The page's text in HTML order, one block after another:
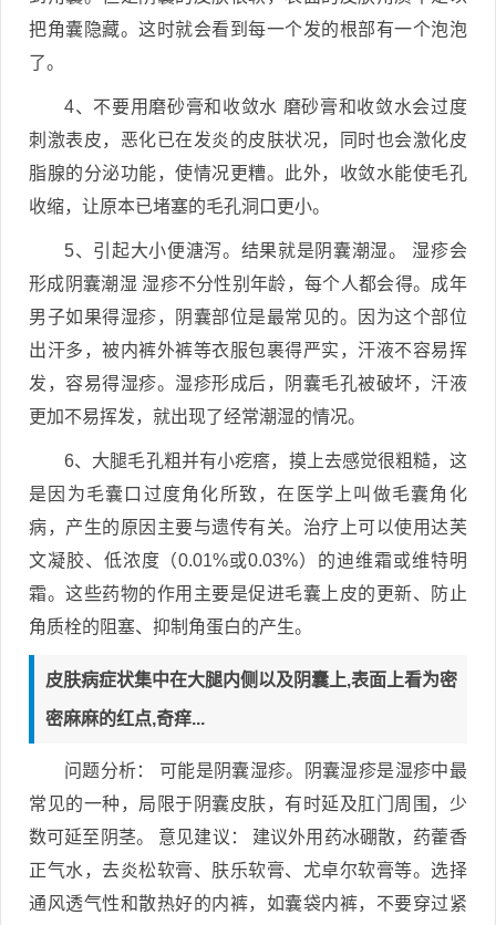
把角囊隐藏。这时就会看到每一个发的根部有一个泡泡
了。
4、不要用磨砂膏和收敛水 磨砂膏和收敛水会过度
刺激表皮，恶化已在发炎的皮肤状况，同时也会激化皮
脂腺的分泌功能，使情况更糟。此外，收敛水能使毛孔
收缩，让原本已堵塞的毛孔洞口更小。
5、引起大小便溏泻。结果就是阴囊潮湿。 湿疹会
形成阴囊潮湿 湿疹不分性别年龄，每个人都会得。成年
男子如果得湿疹，阴囊部位是最常见的。因为这个部位
出汗多，被内裤外裤等衣服包裹得严实，汗液不容易挥
发，容易得湿疹。湿疹形成后，阴囊毛孔被破坏，汗液
更加不易挥发，就出现了经常潮湿的情况。
6、大腿毛孔粗并有小疙瘩，摸上去感觉很粗糙，这
是因为毛囊口过度角化所致，在医学上叫做毛囊角化
病，产生的原因主要与遗传有关。治疗上可以使用达芙
文凝胶、低浓度（0.01%或0.03%）的迪维霜或维特明
霜。这些药物的作用主要是促进毛囊上皮的更新、防止
角质栓的阻塞、抑制角蛋白的产生。
皮肤病症状集中在大腿内侧以及阴囊上,表面上看为密
密麻麻的红点,奇痒...
问题分析： 可能是阴囊湿疹。阴囊湿疹是湿疹中最
常见的一种，局限于阴囊皮肤，有时延及肛门周围，少
数可延至阴茎。 意见建议： 建议外用药冰硼散，药藿香
正气水，去炎松软膏、肤乐软膏、尤卓尔软膏等。选择
通风透气性和散热好的内裤，如囊袋内裤，不要穿过紧